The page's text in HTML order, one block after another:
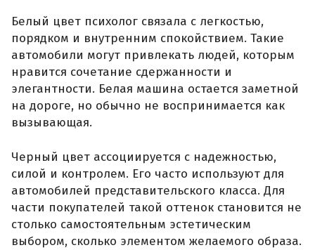
Белый цвет психолог связала с легкостью,
порядком и внутренним спокойствием. Такие
автомобили могут привлекать людей, которым
нравится сочетание сдержанности и
элегантности. Белая машина остается заметной
на дороге, но обычно не воспринимается как
вызывающая.
Черный цвет ассоциируется с надежностью,
силой и контролем. Его часто используют для
автомобилей представительского класса. Для
части покупателей такой оттенок становится не
столько самостоятельным эстетическим
выбором, сколько элементом желаемого образа.